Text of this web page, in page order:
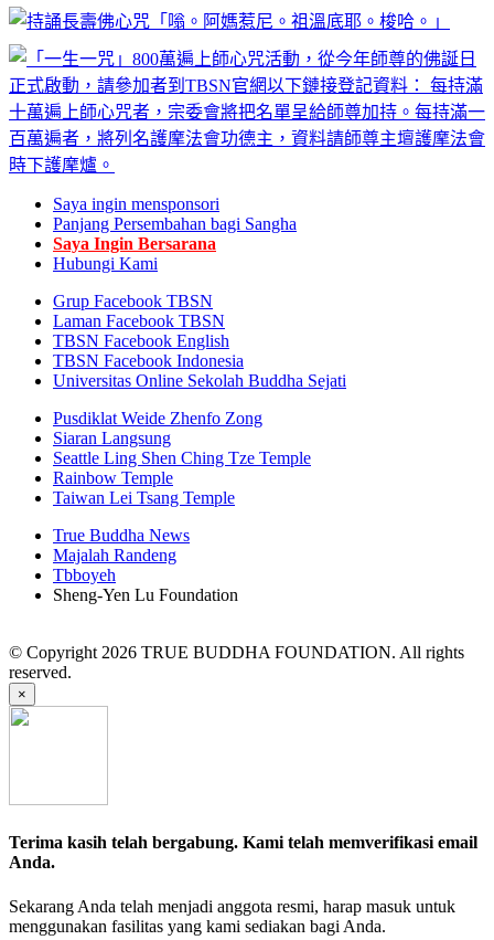
Saya ingin mensponsori
Panjang Persembahan bagi Sangha
Saya Ingin Bersarana
Hubungi Kami
Grup Facebook TBSN
Laman Facebook TBSN
TBSN Facebook English
TBSN Facebook Indonesia
Universitas Online Sekolah Buddha Sejati
Pusdiklat Weide Zhenfo Zong
Siaran Langsung
Seattle Ling Shen Ching Tze Temple
Rainbow Temple
Taiwan Lei Tsang Temple
True Buddha News
Majalah Randeng
Tbboyeh
Sheng-Yen Lu Foundation
© Copyright 2026 TRUE BUDDHA FOUNDATION. All rights
reserved.
×
Terima kasih telah bergabung. Kami telah memverifikasi email
Anda.
Sekarang Anda telah menjadi anggota resmi, harap masuk untuk
menggunakan fasilitas yang kami sediakan bagi Anda.